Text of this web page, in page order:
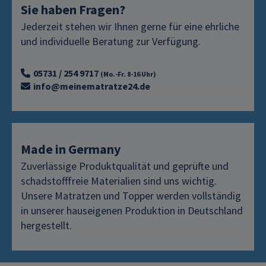
Sie haben Fragen?
Jederzeit stehen wir Ihnen gerne für eine ehrliche
und individuelle Beratung zur Verfügung.
05731 / 254 9717 (Mo.-Fr. 8-16 Uhr)
info@meinematratze24.de
Made in Germany
Zuverlässige Produktqualität und geprüfte und
schadstofffreie Materialien sind uns wichtig.
Unsere Matratzen und Topper werden vollständig
in unserer hauseigenen Produktion in Deutschland
hergestellt.